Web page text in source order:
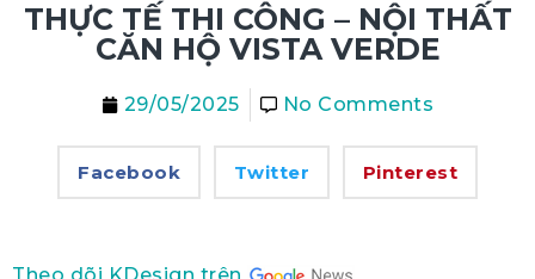
THỰC TẾ THI CÔNG – NỘI THẤT
CĂN HỘ VISTA VERDE
29/05/2025 No Comments
Facebook Twitter Pinterest